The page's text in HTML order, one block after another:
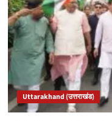
Uttarakhand (उत्तराखंड)